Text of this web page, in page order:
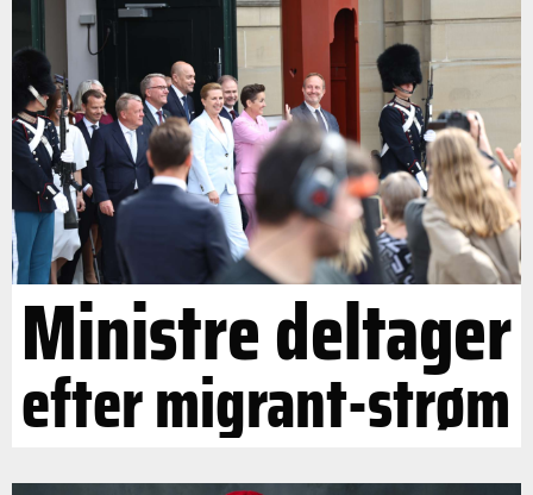
Ministre deltager
efter migrant-strøm